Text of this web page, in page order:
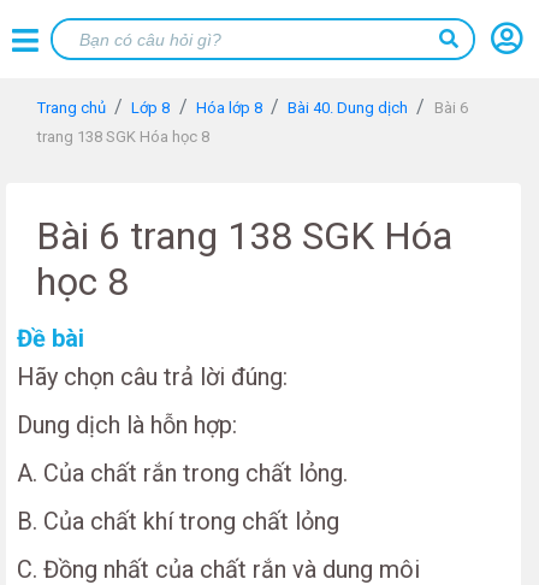
Trang chủ Lớp 8 Hóa lớp 8 Bài 40. Dung dịch
Bài 6
trang 138 SGK Hóa học 8
Bài 6 trang 138 SGK Hóa
học 8
Đề bài
Hãy chọn câu trả lời đúng:
Dung dịch là hỗn hợp:
A. Của chất rắn trong chất lỏng.
B. Của chất khí trong chất lỏng
C. Đồng nhất của chất rắn và dung môi